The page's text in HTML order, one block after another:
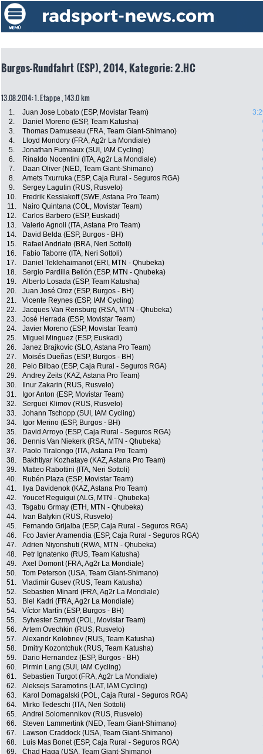
Burgos-Rundfahrt (ESP), 2014, Kategorie: 2.HC
13.08.2014: 1. Etappe , 143.0 km
1. Juan Jose Lobato (ESP, Movistar Team)
2.
Daniel Moreno (ESP, Team Katusha)
3.
Thomas Damuseau (FRA, Team Giant-Shimano)
4.
Lloyd Mondory (FRA, Ag2r La Mondiale)
5.
Jonathan Fumeaux (SUI, IAM Cycling)
6.
Rinaldo Nocentini (ITA, Ag2r La Mondiale)
7.
Daan Oliver (NED, Team Giant-Shimano)
8.
Amets Txurruka (ESP, Caja Rural - Seguros RGA)
9.
Sergey Lagutin (RUS, Rusvelo)
10.
Fredrik Kessiakoff (SWE, Astana Pro Team)
11.
Nairo Quintana (COL, Movistar Team)
12.
Carlos Barbero (ESP, Euskadi)
13.
Valerio Agnoli (ITA, Astana Pro Team)
14.
David Belda (ESP, Burgos - BH)
15.
Rafael Andriato (BRA, Neri Sottoli)
16.
Fabio Taborre (ITA, Neri Sottoli)
17.
Daniel Teklehaimanot (ERI, MTN - Qhubeka)
18.
Sergio Pardilla Bellón (ESP, MTN - Qhubeka)
19.
Alberto Losada (ESP, Team Katusha)
20.
Juan José Oroz (ESP, Burgos - BH)
21.
Vicente Reynes (ESP, IAM Cycling)
22.
Jacques Van Rensburg (RSA, MTN - Qhubeka)
23.
José Herrada (ESP, Movistar Team)
24.
Javier Moreno (ESP, Movistar Team)
25.
Miguel Minguez (ESP, Euskadi)
26.
Janez Brajkovic (SLO, Astana Pro Team)
27.
Moisés Dueñas (ESP, Burgos - BH)
28.
Peio Bilbao (ESP, Caja Rural - Seguros RGA)
29.
Andrey Zeits (KAZ, Astana Pro Team)
30.
Ilnur Zakarin (RUS, Rusvelo)
31.
Igor Anton (ESP, Movistar Team)
32.
Serguei Klimov (RUS, Rusvelo)
33.
Johann Tschopp (SUI, IAM Cycling)
34.
Igor Merino (ESP, Burgos - BH)
35.
David Arroyo (ESP, Caja Rural - Seguros RGA)
36.
Dennis Van Niekerk (RSA, MTN - Qhubeka)
37.
Paolo Tiralongo (ITA, Astana Pro Team)
38.
Bakhtiyar Kozhataye (KAZ, Astana Pro Team)
39.
Matteo Rabottini (ITA, Neri Sottoli)
40.
Rubén Plaza (ESP, Movistar Team)
41.
Ilya Davidenok (KAZ, Astana Pro Team)
42.
Youcef Reguigui (ALG, MTN - Qhubeka)
43.
Tsgabu Grmay (ETH, MTN - Qhubeka)
44.
Ivan Balykin (RUS, Rusvelo)
45.
Fernando Grijalba (ESP, Caja Rural - Seguros RGA)
46.
Fco Javier Aramendia (ESP, Caja Rural - Seguros RGA)
47.
Adrien Niyonshuti (RWA, MTN - Qhubeka)
48.
Petr Ignatenko (RUS, Team Katusha)
49.
Axel Domont (FRA, Ag2r La Mondiale)
50.
Tom Peterson (USA, Team Giant-Shimano)
51.
Vladimir Gusev (RUS, Team Katusha)
52.
Sebastien Minard (FRA, Ag2r La Mondiale)
53.
Blel Kadri (FRA, Ag2r La Mondiale)
54.
Víctor Martín (ESP, Burgos - BH)
55.
Sylvester Szmyd (POL, Movistar Team)
56.
Artem Ovechkin (RUS, Rusvelo)
57.
Alexandr Kolobnev (RUS, Team Katusha)
58.
Dmitry Kozontchuk (RUS, Team Katusha)
59.
Dario Hernandez (ESP, Burgos - BH)
60.
Pirmin Lang (SUI, IAM Cycling)
61.
Sebastien Turgot (FRA, Ag2r La Mondiale)
62.
Aleksejs Saramotins (LAT, IAM Cycling)
63.
Karol Domagalski (POL, Caja Rural - Seguros RGA)
64.
Mirko Tedeschi (ITA, Neri Sottoli)
65.
Andrei Solomennikov (RUS, Rusvelo)
66.
Steven Lammertink (NED, Team Giant-Shimano)
67.
Lawson Craddock (USA, Team Giant-Shimano)
68.
Luis Mas Bonet (ESP, Caja Rural - Seguros RGA)
69.
Chad Haga (USA, Team Giant-Shimano)